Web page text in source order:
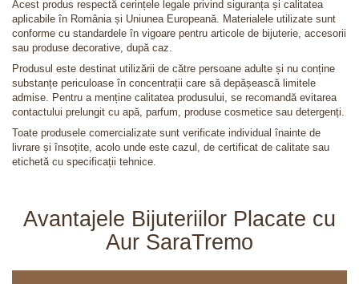
Acest produs respectă cerințele legale privind siguranța și calitatea
aplicabile în România și Uniunea Europeană. Materialele utilizate sunt
conforme cu standardele în vigoare pentru articole de bijuterie, accesorii
sau produse decorative, după caz.
Produsul este destinat utilizării de către persoane adulte și nu conține
substanțe periculoase în concentrații care să depășească limitele
admise. Pentru a menține calitatea produsului, se recomandă evitarea
contactului prelungit cu apă, parfum, produse cosmetice sau detergenți.
Toate produsele comercializate sunt verificate individual înainte de
livrare și însoțite, acolo unde este cazul, de certificat de calitate sau
etichetă cu specificații tehnice.
Avantajele Bijuteriilor Placate cu
Aur SaraTremo